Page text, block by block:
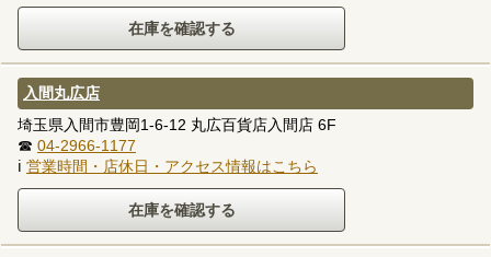
入間丸広店
埼玉県入間市豊岡1-6-12 丸広百貨店入間店 6F
☎ 04-2966-1177
ℹ 営業時間・店休日・アクセス情報はこちら